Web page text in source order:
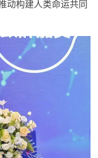
动构建人类命运共同